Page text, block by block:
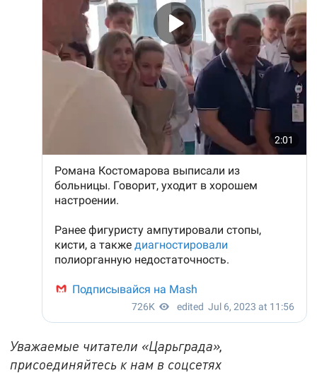
Уважаемые читатели «Царьграда»,
присоединяйтесь к нам в соцсетях